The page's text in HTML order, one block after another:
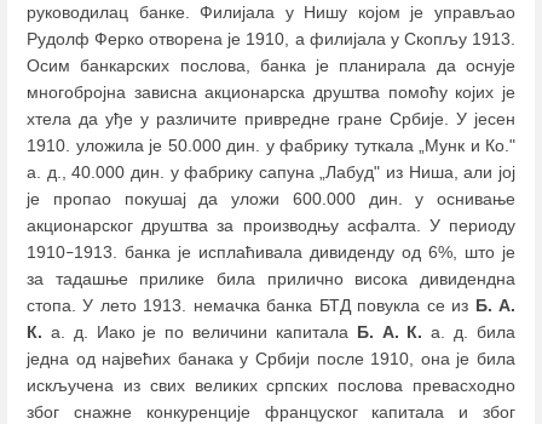
руководилац банке. Филијала у Нишу којом је управљао
Рудолф Ферко отворена је 1910, а филијала у Скопљу 1913.
Осим банкарских послова, банка је планирала да оснује
многобројна зависна акционарска друштва помоћу којих је
хтела да уђе у различите привредне гране Србије. У јесен
1910. уложила је 50.000 дин. у фабрику туткала „Мунк и Ко."
а. д., 40.000 дин. у фабрику сапуна „Лабуд" из Ниша, али јој
је пропао покушај да уложи 600.000 дин. у оснивање
акционарског друштва за производњу асфалта. У периоду
1910–1913. банка је исплаћивала дивиденду од 6%, што је
за тадашње прилике била прилично висока дивидендна
стопа. У лето 1913. немачка банка БТД повукла се из Б. А.
К. а. д. Иако је по величини капитала Б. А. К. а. д. била
једна од највећих банака у Србији после 1910, она је била
искључена из свих великих српских послова превасходно
због снажне конкуренције француског капитала и због